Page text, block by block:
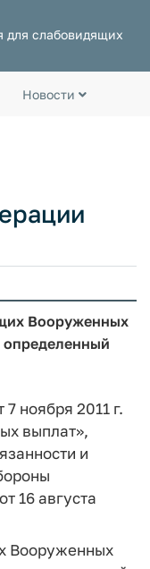
для слабовидящих
Новости
Вооруженных
определенный
ноября 2011 г.
выплат»,
и
16 августа
Вооруженных